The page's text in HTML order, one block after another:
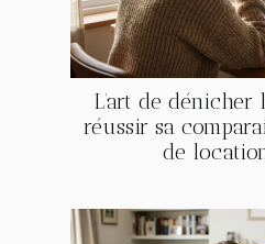
L’art de dénicher
réussir sa
de